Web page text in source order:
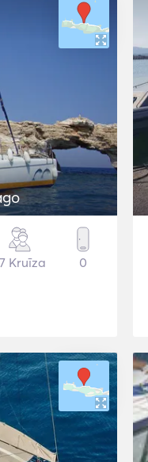
Kruīza 0